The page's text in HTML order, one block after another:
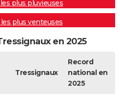
plus pluvieuses
plus venteuses
en 2025
Tressignaux
Record
national en
2025